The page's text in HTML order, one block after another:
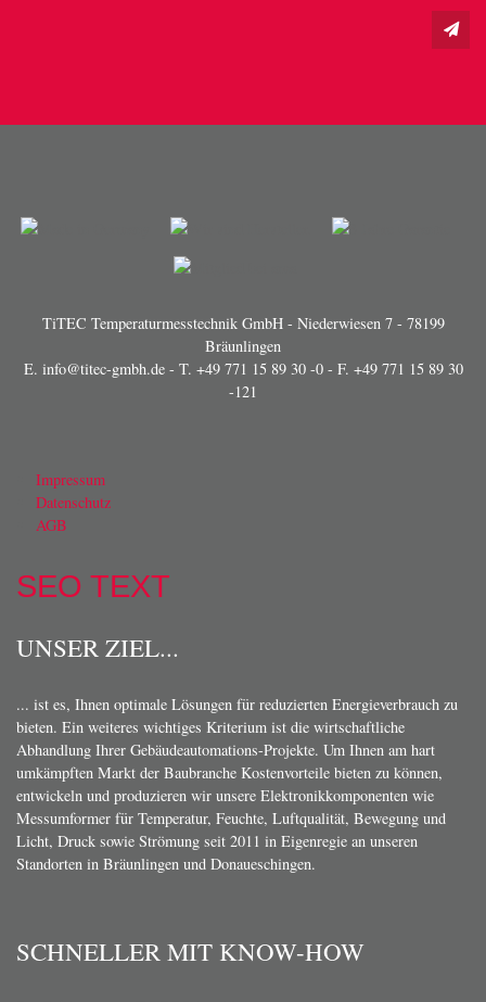
TiTEC Temperaturmesstechnik GmbH - Niederwiesen 7 - 78199
Bräunlingen
E. info@titec-gmbh.de- T. +49 771 15 89 30 -0- F. +49 771 15 89 30
-121
Impressum
Datenschutz
AGB
SEO TEXT
UNSER ZIEL...
... ist es, Ihnen optimale Lösungen für reduzierten Energieverbrauch zu
bieten. Ein weiteres wichtiges Kriterium ist die wirtschaftliche
Abhandlung Ihrer Gebäudeautomations-Projekte. Um Ihnen am hart
umkämpften Markt der Baubranche Kostenvorteile bieten zu können,
entwickeln und produzieren wir unsere Elektronikkomponenten wie
Messumformer für Temperatur, Feuchte, Luftqualität, Bewegung und
Licht, Druck sowie Strömung seit 2011 in Eigenregie an unseren
Standorten in Bräunlingen und Donaueschingen.
SCHNELLER MIT KNOW-HOW